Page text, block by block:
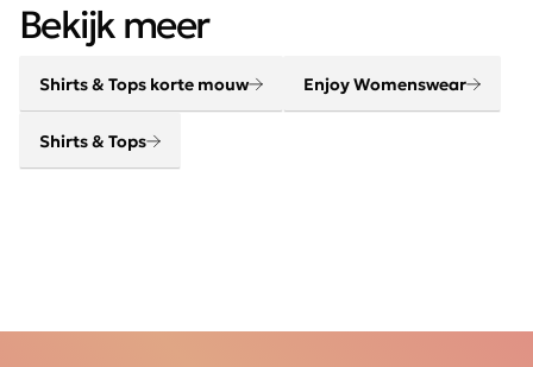
aanvoer van nieuwe artikelen blijft dit merk constant
vernieuwend en on trend!
niet drogen en strijken op lage temperatuur.
Bekijk meer
Shirts & Tops korte mouw Enjoy Womenswear
Shirts & Tops